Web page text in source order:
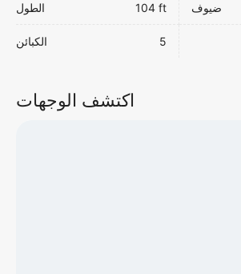
الطول 104 ft ضيوف
الكبائن 5
اكتشف الوجهات